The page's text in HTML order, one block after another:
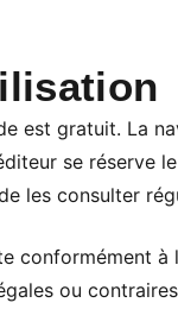
est gratuit. La
se
les consulter
conformément
ou